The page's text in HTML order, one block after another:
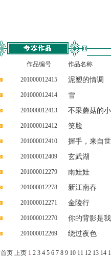
作品编号 作品名称
201000012415 泥塑的情调
201000012414 雪
201000012413 不采蘑菇的
201000012412 笑脸
201000012410 握手，来自
201000012409 玄武湖
201000012279 雨娃娃
201000012278 新江南春
201000012271 金陵行
201000012270 你的背影是
201000012269 绕过夜色
首页 上页 1 2 3 4 5 6 7 8 9 10 11 12 13 14